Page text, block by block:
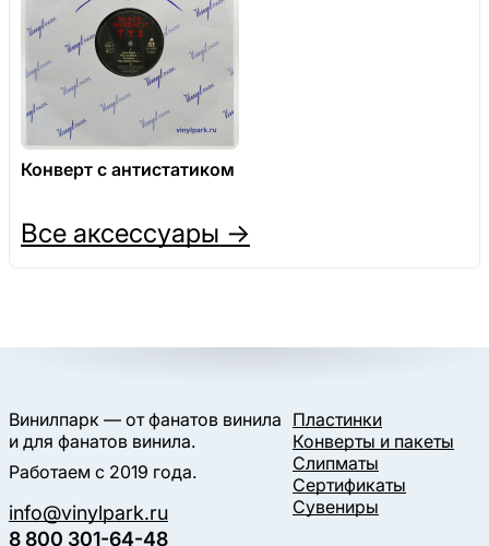
Конверт с антистатиком
Все аксессуары →
Винилпарк — от фанатов винила
и для фанатов винила.
Работаем с 2019 года.
info@vinylpark.ru
8 800 301-64-48
Пластинки
Конверты и пакеты
Слипматы
Сертификаты
Сувениры